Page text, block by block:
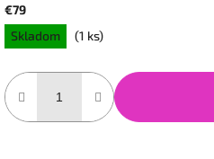
€79
Jednotková
cena:
Skladom (1 ks)